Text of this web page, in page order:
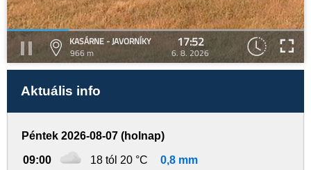
KASÁRNE - JAVORNÍKY
966 m
17:52
6. 8. 2026
Aktuális info
Péntek 2026-08-07 (holnap)
09:00 18 tól 20 °C 0,8 mm